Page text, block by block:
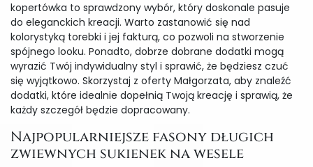
kopertówka to sprawdzony wybór, który doskonale pasuje
do eleganckich kreacji. Warto zastanowić się nad
kolorystyką torebki i jej fakturą, co pozwoli na stworzenie
spójnego looku. Ponadto, dobrze dobrane dodatki mogą
wyrazić Twój indywidualny styl i sprawić, że będziesz czuć
się wyjątkowo. Skorzystaj z oferty Małgorzata, aby znaleźć
dodatki, które idealnie dopełnią Twoją kreację i sprawią, że
każdy szczegół będzie dopracowany.
Najpopularniejsze fasony długich
zwiewnych sukienek na wesele